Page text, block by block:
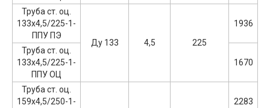
Труба ст. оц.
133х4,5/225-1-
ППУ ПЭ
Ду 133 4,5 225
1936
Труба ст. оц.
133х4,5/225-1-
ППУ ОЦ
1670
Труба ст. оц.
159х4,5/250-1-
2283